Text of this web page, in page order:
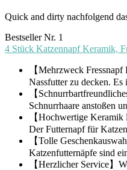
Quick and dirty nachfolgend
Bestseller Nr. 1
4 Stück Katzennapf Keramik,
【Mehrzweck
Nassfutter zu decken.
【
Schnurrhaare anstoßen
【Hochwertige Keramik
Der Futternapf für
【Tolle
Katzenfutternäpfe sind
【Herzlicher Service】